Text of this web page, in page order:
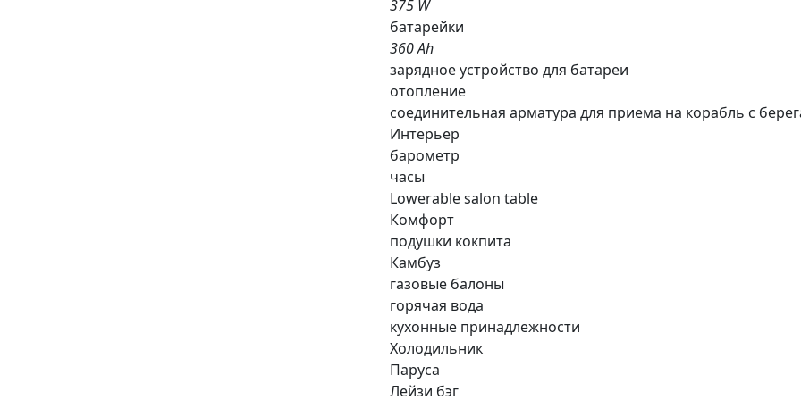
375 W
батарейки
360 Ah
зарядное устройство для батареи
отопление
соединительная арматура для приема на корабль с
Интерьер
барометр
часы
Lowerable salon table
Комфорт
подушки кокпита
Камбуз
газовые балоны
горячая вода
кухонные принадлежности
Холодильник
Паруса
Лейзи бэг